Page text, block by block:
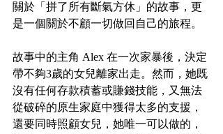
關於「拼了所有斷氣方休」的故事，更
是一個關於不顧一切做回自己的旅程。
故事中的主角 Alex 在一次家暴後，決定
帶不夠3歲的女兒離家出走。然而，她既
沒有任何存款積蓄或賺錢技能，又無法
從破碎的原生家庭中獲得太多的支援，
還要同時照顧女兒，她唯一可以做的，